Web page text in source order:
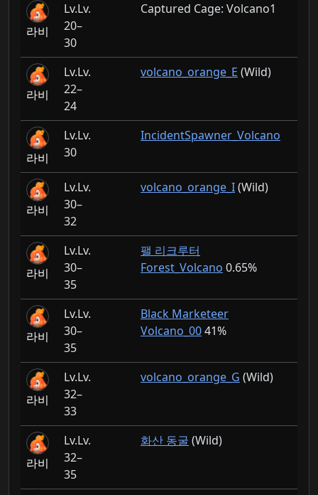
라비
Lv.
20–
30
Captured Cage: Volcano1
라비
Lv.
22–
24
volcano_orange_E (Wild)
라비
Lv.
30
IncidentSpawner_Volcano
라비
Lv.
30–
32
volcano_orange_I(Wild)
라비
Lv.
30–
35
팰 리크루터
Forest_Volcano 0.65%
라비
Lv.
30–
35
Black Marketeer
Volcano_0041%
라비
Lv.
32–
33
volcano_orange_G (Wild)
라비
Lv.
32–
35
화산 동굴 (Wild)